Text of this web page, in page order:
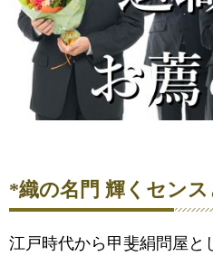
*織の名門 輝くセン
江戸時代から甲斐絹問屋と